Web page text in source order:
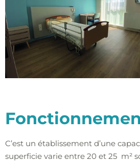
C’est un établissement d’une
superficie varie entre 20 et 25 m²